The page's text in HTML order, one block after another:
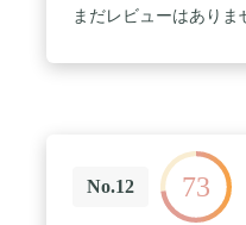
プター】2種類のアダ
まだレビューはありま
No.12 73